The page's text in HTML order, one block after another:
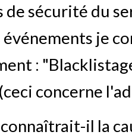
de sécurité du
je
:
concerne
il la